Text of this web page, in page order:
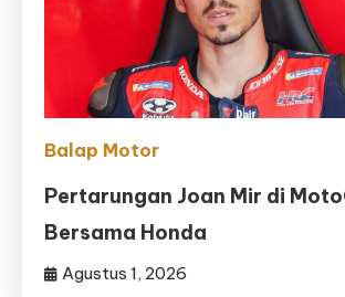
Balap Motor
Pertarungan Joan Mir di
Bersama Honda
Agustus 1, 2026